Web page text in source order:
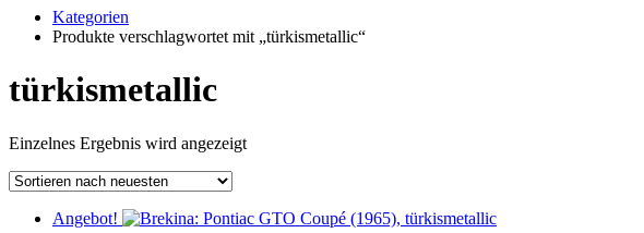
Kategorien
Produkte verschlagwortet mit „türkismetallic“
türkismetallic
Einzelnes Ergebnis wird angezeigt
Angebot!